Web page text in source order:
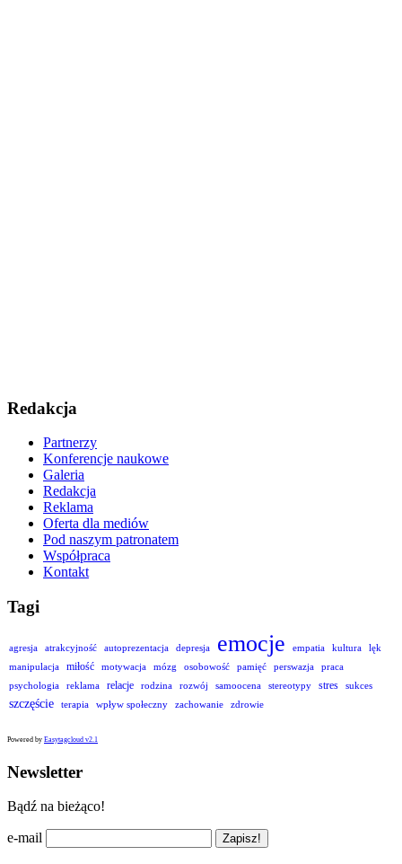
Redakcja
Partnerzy
Konferencje naukowe
Galeria
Redakcja
Reklama
Oferta dla mediów
Pod naszym patronatem
Współpraca
Kontakt
Tagi
agresja atrakcyjność autoprezentacja depresja emocje empatia kultura
lęk
manipulacja
miłość motywacja mózg osobowość pamięć perswazja
praca
psychologia
reklama relacje rodzina rozwój samoocena stereotypy stres sukces
szczęście terapia wpływ społeczny zachowanie zdrowie
Powered by Easytagcloud v2.1
Newsletter
Bądź na bieżąco!
e-mail